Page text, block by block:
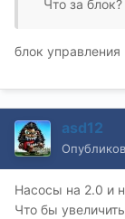
Что за блок?
блок управления
asd12
Насосы на 2.0 и
Что бы